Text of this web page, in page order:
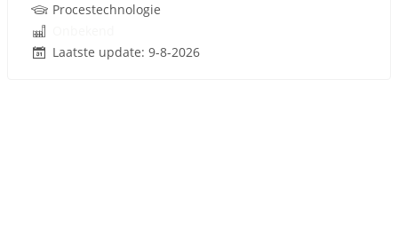
Procestechnologie
Laatste update: 9-8-2026